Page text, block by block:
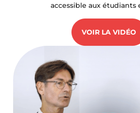
accessible aux étudiants
VOIR LA VIDÉO